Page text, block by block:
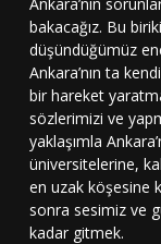
bakacağız. Bu
düşündüğümüz
Ankara’nın ta
bir hareket
sözlerimizi ve
yaklaşımla
üniversitelerine,
en uzak köşesine
sonra sesimiz ve
kadar gitmek.